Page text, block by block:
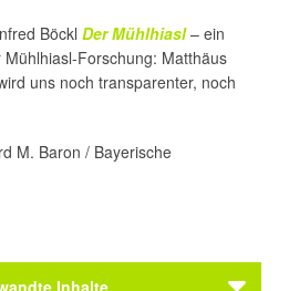
Böckl Der Mühlhiasl– ein
Forschung: Matthäus
uns noch transparenter, noch
M. Baron / Bayerische